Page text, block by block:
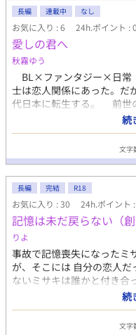
い。 一体どうやってこん
日セックスした？ 嘘だ…
ど！？ 短編なので数回で終
長編 連載中 なし
お気に入り : 6 24h.ポイント : 0
愛しの君へ
秋霧ゆう
BL×ファンタジー×日常
士は恋人関係にあった。だ
代日本に転生する。 前世
あるが、人間として転生出
に過ごす親友の蒼。 旭(あ
続
文字
長編 完結 R18
お気に入り : 30 24h.ポイント
記憶は未だ戻らない（創
りよ
事故で記憶喪失になったミ
が、そこには 自分の恋人
ないミサキは誰かと付き
か？ そもそも自分はどん
す。Ｒ１８ついてますがエ
続
文字